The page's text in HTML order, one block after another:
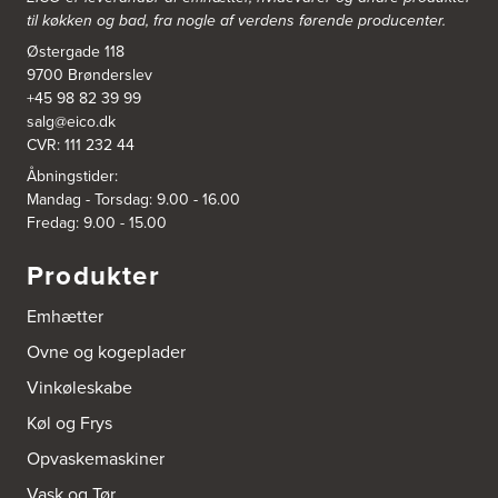
Tel.:49266959
http://www.aubo.dk
Aubo Køkken & Bad Horsens
Løvenørnsgade 12
8700 Horsens
Tel.:21695061
Aubo Køkken & Bad Kalundborg
4400 Kalundborg
Tel.:59511842
Aubo Køkken & Bad Køge
Theilgaardsvej 10
4600 Køge
Tel.: 25544600
http://www.aubo.dk
Aubo Køkken & Bad Odense
til køkken og bad, fra nogle af verdens førende producenter.
Østergade 118
9700 Brønderslev
+45 98 82 39 99
salg@eico.dk
CVR: 111 232 44
Åbningstider:
Mandag - Torsdag: 9.00 - 16.00
Fredag: 9.00 - 15.00
Produkter
Emhætter
Ovne og kogeplader
Vinkøleskabe
Køl og Frys
Opvaskemaskiner